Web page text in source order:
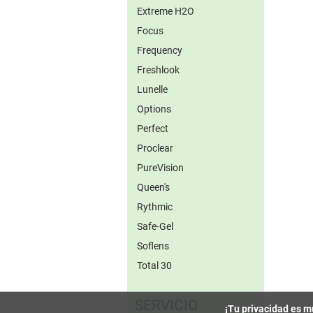
Extreme H2O
Focus
Frequency
Freshlook
Lunelle
Options
Perfect
Proclear
PureVision
Queen's
Rythmic
Safe-Gel
Soflens
Total 30
¡Tu privacidad es